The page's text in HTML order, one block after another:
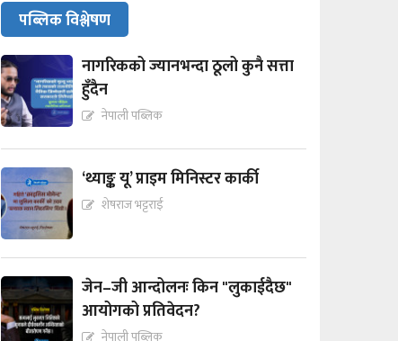
पब्लिक विश्लेषण
नागरिकको ज्यानभन्दा ठूलो कुनै सत्ता
हुँदैन
नेपाली पब्लिक
‘थ्याङ्क यू’ प्राइम मिनिस्टर कार्की
शेषराज भट्टराई
जेन–जी आन्दोलनः किन "लुकाईदैछ"
आयोगको प्रतिवेदन?